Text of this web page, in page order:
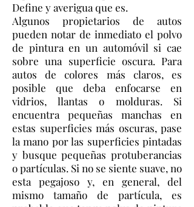
Define y averigua que es.
Algunos propietarios de autos
pueden notar de inmediato el polvo
de pintura en un automóvil si cae
sobre una superficie oscura. Para
autos de colores más claros, es
posible que deba enfocarse en
vidrios, llantas o molduras. Si
encuentra pequeñas manchas en
estas superficies más oscuras, pase
la mano por las superficies pintadas
y busque pequeñas protuberancias
o partículas. Si no se siente suave, no
esta pegajoso y, en general, del
mismo tamaño de partícula, es